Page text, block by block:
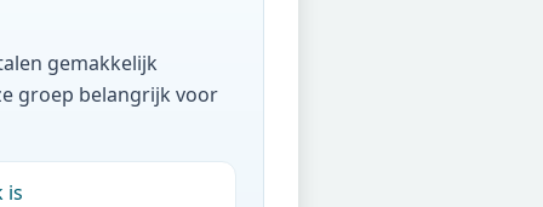
gemakkelijk
groep belangrijk voor
is